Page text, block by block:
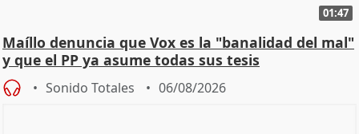
01:47
Maíllo denuncia que Vox es la "banalidad del mal"
y que el PP ya asume todas sus tesis
Sonido Totales 06/08/2026